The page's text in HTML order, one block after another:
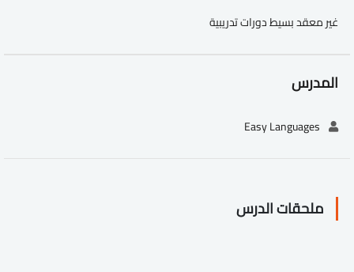
غير معقد بسيط دورات تدريبية
المدرس
ملحقات الدرس